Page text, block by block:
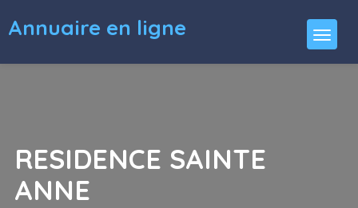
Annuaire en ligne
RESIDENCE SAINTE
ANNE